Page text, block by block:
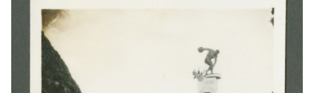
背景知識
關於我們
意見信箱